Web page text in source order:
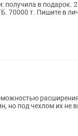
в подарок.
70000 т. Пишите в
их не видно).